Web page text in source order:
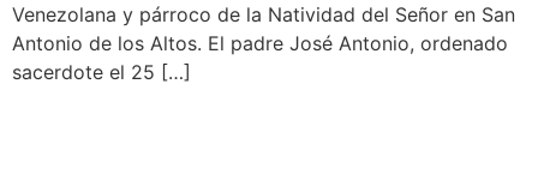
Venezolana y párroco de la Natividad del Señor en San
Antonio de los Altos. El padre José Antonio, ordenado
sacerdote el 25 […]